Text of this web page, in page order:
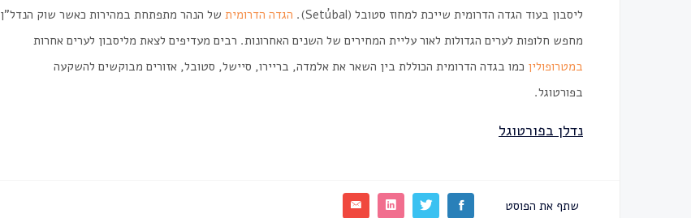
ליסבון בעוד הגדה הדרומית שייכת למחוז סטובל (Setúbal).
הגדה הדרומית של הנהר מתפתחת במהירות כאשר שוק הנדל"ן
מחפש חלופות לערים הגדולות לאור עליית המחירים של השנים האחרונות. רבים מעדיפים לצאת מליסבון לערים אחרות
במטרופולין כמו בגדה הדרומית הכוללת בין השאר את אלמדה, בריירו, סיישל, סטובל, אזורים מבוקשים להשקעה
בפורטוגל.
נדלן בפורטוגל
שתף את הפוסט